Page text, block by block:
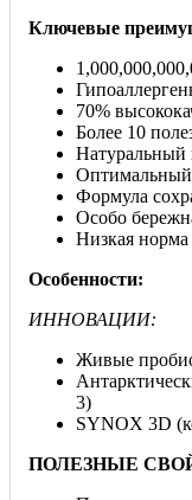
Ключевые
70%
Более 10
Натуральный
Оптимальный
Формула
Особо
Низкая норма
Особенности:
ИННОВАЦИИ:
Живые
3)
SYNOX 3D
ПОЛЕЗНЫЕ